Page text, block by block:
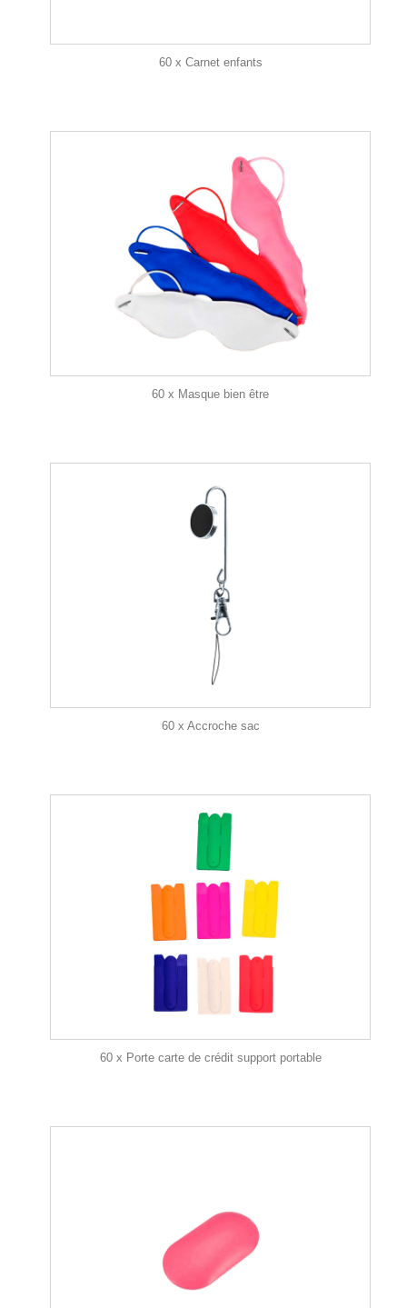
60 x Carnet enfants
60 x Masque bien être
60 x Accroche sac
60 x Porte carte de crédit support portable